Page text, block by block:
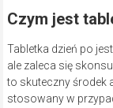
Czym jest
Tabletka dzień po
ale zaleca się
to skuteczny środek
stosowany w